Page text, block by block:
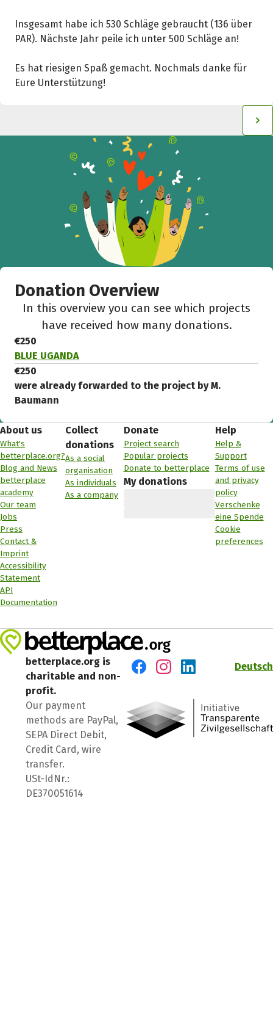
Insgesamt habe ich 530 Schläge gebraucht (136 über
PAR). Nächste Jahr peile ich unter 500 Schläge an!
Es hat riesigen Spaß gemacht. Nochmals danke für
Eure Unterstützung!
Donation Overview
In this overview you can see which projects
have received how many donations.
€250
BLUE UGANDA
€250
were already forwarded to the project by M.
Baumann
About us
What's
betterplace.org?
Blog and News
betterplace
academy
Our team
Jobs
Press
Contact &
Imprint
Accessibility
Statement
API
Documentation
Collect
donations
As a social
organisation
As individuals
As a company
Donate
Project search
Popular projects
Donate to betterplace
My donations
Help
Help &
Support
Terms of use
and privacy
policy
Verschenke
eine Spende
Cookie
preferences
betterplace.org is
charitable and non-
profit.
Our payment
methods are PayPal,
SEPA Direct Debit,
Credit Card, wire
transfer.
USt-IdNr.:
DE370051614
Deutsch